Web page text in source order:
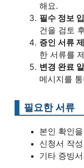
해요.
필수 정보
건을 검토
증인 서류
한 서류를
변경 완료
메시지를
필요한 서류
본인 확인
신청서 작성
기타 증빙